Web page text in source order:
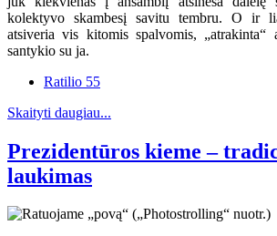
kolektyvo skambesį savitu tembru. O ir
atsiveria vis kitomis spalvomis, „atrakinta“
santykio su ja.
Ratilio 55
Skaityti daugiau...
Prezidentūros kieme –
laukimas